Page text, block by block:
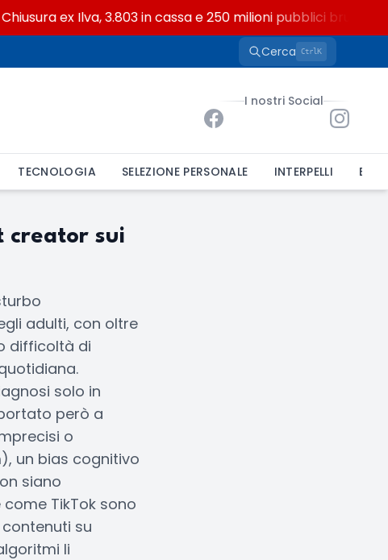
ex Ilva, 3.803 in cassa e 250 milioni pubblici bruciati
Cerca CtrlK
I nostri Social
TECNOLOGIA SELEZIONE PERSONALE INTERPELLI
creator sui
adulti, con oltre
difficoltà di
solo in
però a
o
un bias cognitivo
siano
TikTok sono
su
li